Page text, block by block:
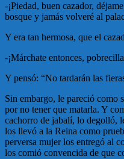
-¡Piedad, buen cazador,
bosque y jamás volveré al
Y era tan hermosa, que el
-¡Márchate entonces,
Y pensó: “No tardarán las
Sin embargo, le pareció como
por no tener que matarla. Y
cachorro de jabalí, lo degolló,
los llevó a la Reina como
perversa mujer los entregó al
los comió convencida de que